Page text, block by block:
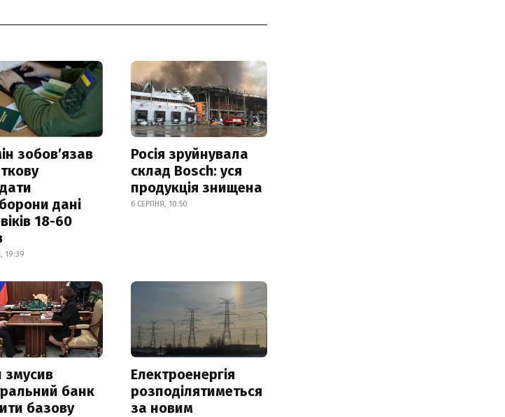
зобовʼязав
дані
18-60
19:39
Росія зруйнувала
склад Bosch: уся
продукція знищена
6 СЕРПНЯ, 10:50
змусив
банк
базову
Електроенергія
розподілятиметься
за новим